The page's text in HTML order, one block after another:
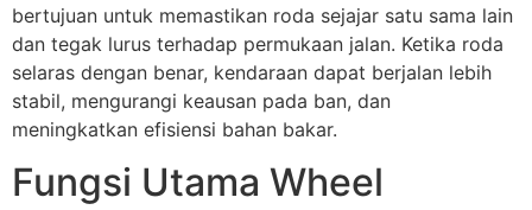
bertujuan untuk memastikan roda sejajar satu sama lain
dan tegak lurus terhadap permukaan jalan. Ketika roda
selaras dengan benar, kendaraan dapat berjalan lebih
stabil, mengurangi keausan pada ban, dan
meningkatkan efisiensi bahan bakar.
Fungsi Utama Wheel